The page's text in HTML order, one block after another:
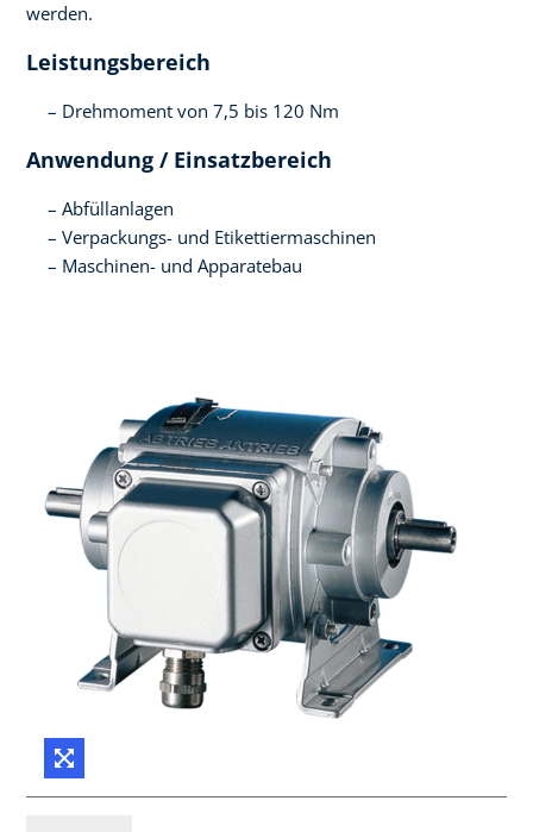
werden.
Leistungsbereich
Drehmoment von 7,5 bis 120 Nm
Anwendung / Einsatzbereich
Abfüllanlagen
Verpackungs- und Etikettiermaschinen
Maschinen- und Apparatebau